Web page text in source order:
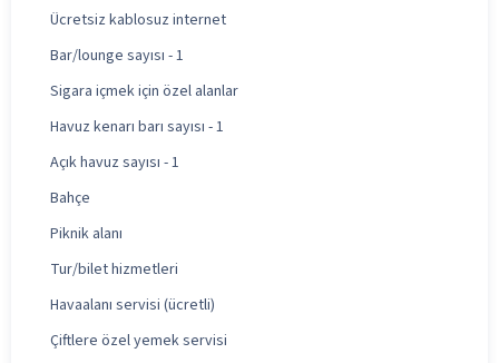
Ücretsiz kablosuz internet
Bar/lounge sayısı - 1
Sigara içmek için özel alanlar
Havuz kenarı barı sayısı - 1
Açık havuz sayısı - 1
Bahçe
Piknik alanı
Tur/bilet hizmetleri
Havaalanı servisi (ücretli)
Çiftlere özel yemek servisi